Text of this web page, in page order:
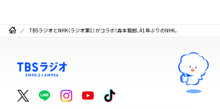
TBSラジオとNHK（ラジオ第1）がコラボ！森本毅郎、41年ぶりのNHK。